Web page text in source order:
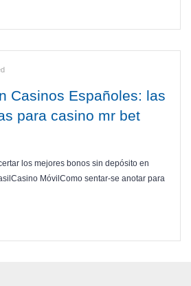
Casinos Españoles: las
para casino mr bet
los mejores bonos sin depósito en
MóvilComo sentar-se anotar para